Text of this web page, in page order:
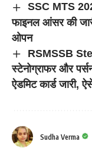
SSC MTS
फाइनल आंसर की
ओपन
RSMSSB
स्टेनोग्राफर और
ऐडमिट कार्ड जारी,
Sudha Verma